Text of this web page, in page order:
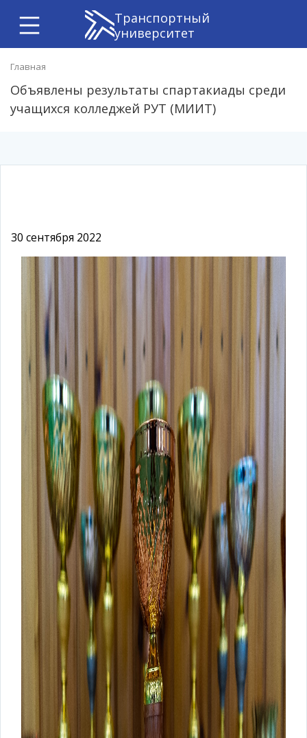
Транспортный
университет
Главная
Объявлены результаты спартакиады среди
учащихся колледжей РУТ (МИИТ)
30 сентября 2022